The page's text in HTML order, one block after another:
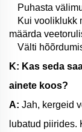
Puhasta
Kui vooliklukk
määrda
Välti
K: Kas seda
ainete koos?
A: Jah, kergeid
lubatud piirides.